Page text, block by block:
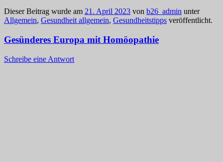
Dieser Beitrag wurde am 21. April 2023 von b26_admin unter
Allgemein, Gesundheit allgemein, Gesundheitstipps veröffentlicht.
Gesünderes Europa mit Homöopathie
Schreibe eine Antwort